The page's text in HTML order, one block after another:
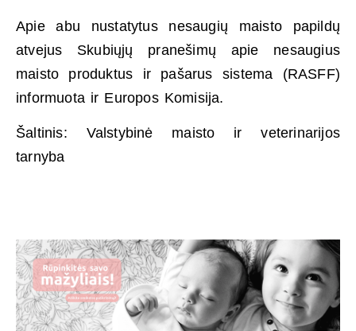
Apie abu nustatytus nesaugių maisto papildų
atvejus Skubiųjų pranešimų apie nesaugius
maisto produktus ir pašarus sistema (RASFF)
informuota ir Europos Komisija.
Šaltinis: Valstybinė maisto ir veterinarijos
tarnyba